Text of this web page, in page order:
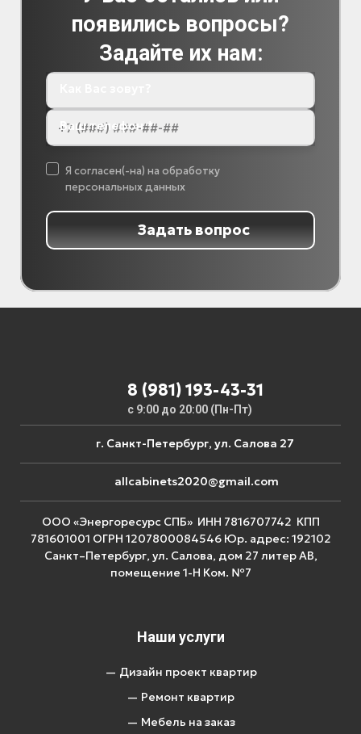
появились вопросы?
Задайте их нам:
Ваш телефон *
Задать вопрос
Я согласен(-на) на обработку
персональных данных
8 (981) 193-43-31
с 9:00 до 20:00 (Пн-Пт)
г. Санкт-Петербург, ул. Салова 27
allcabinets2020@gmail.com
ООО «Энергоресурс СПБ» ИНН 7816707742 КПП
781601001 ОГРН 1207800084546 Юр. адрес: 192102
Санкт–Петербург, ул. Салова, дом 27 литер АВ,
помещение 1-Н Ком. №7
Наши услуги
— Дизайн проект квартир
— Ремонт квартир
— Мебель на заказ